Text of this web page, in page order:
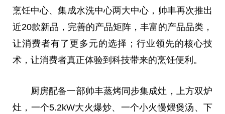
烹饪中心、集成水洗中心两大中心，帅丰再次推出
近20款新品，完善的产品矩阵，丰富的产品品类，
让消费者有了更多元的选择；行业领先的核心技
术，让消费者真正体验到科技带来的烹饪便利。
厨房配备一部帅丰蒸烤同步集成灶，上方双炉
灶，一个5.2kW大火爆炒、一个小火慢煨煲汤、下